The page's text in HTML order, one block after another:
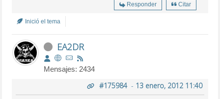
Responder Citar
Inició el tema
EA2DR
Mensajes: 2434
#175984- 13 enero, 2012 11:40